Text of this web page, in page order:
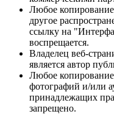
Любое
другое
ссылку на
воспрещается.
Владелец веб-
является автор
Любое
фотографий и/или
принадлежащих
запрещено.